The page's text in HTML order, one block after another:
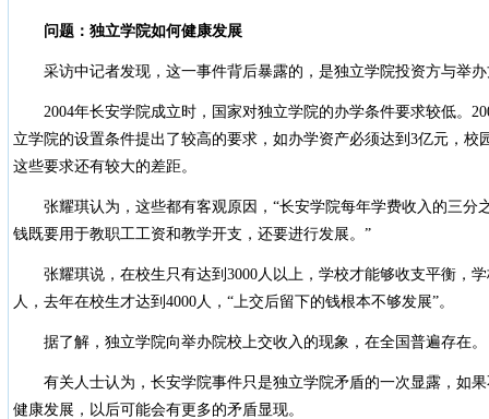
问题：独立学院如何健康发展
采访中记者发现，这一事件背后暴露的，是独立学院投资方与举办
2004年长安学院成立时，国家对独立学院的办学条件要求较低。
立学院的设置条件提出了较高的要求，如办学资产必须达到3亿元，校
这些要求还有较大的差距。
张耀琪认为，这些都有客观原因，“长安学院每年学费收入的三分
钱既要用于教职工工资和教学开支，还要进行发展。”
张耀琪说，在校生只有达到3000人以上，学校才能够收支平衡，学
人，去年在校生才达到4000人，“上交后留下的钱根本不够发展”。
据了解，独立学院向举办院校上交收入的现象，在全国普遍存在。
有关人士认为，长安学院事件只是独立学院矛盾的一次显露，如果
健康发展，以后可能会有更多的矛盾显现。